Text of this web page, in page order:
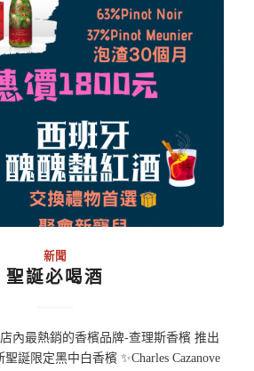
新聞
聖誕必喝酒
內最熱銷的香檳品牌-查理斯香檳 推出
誕限定黑中白香檳 ✨Charles Cazanove